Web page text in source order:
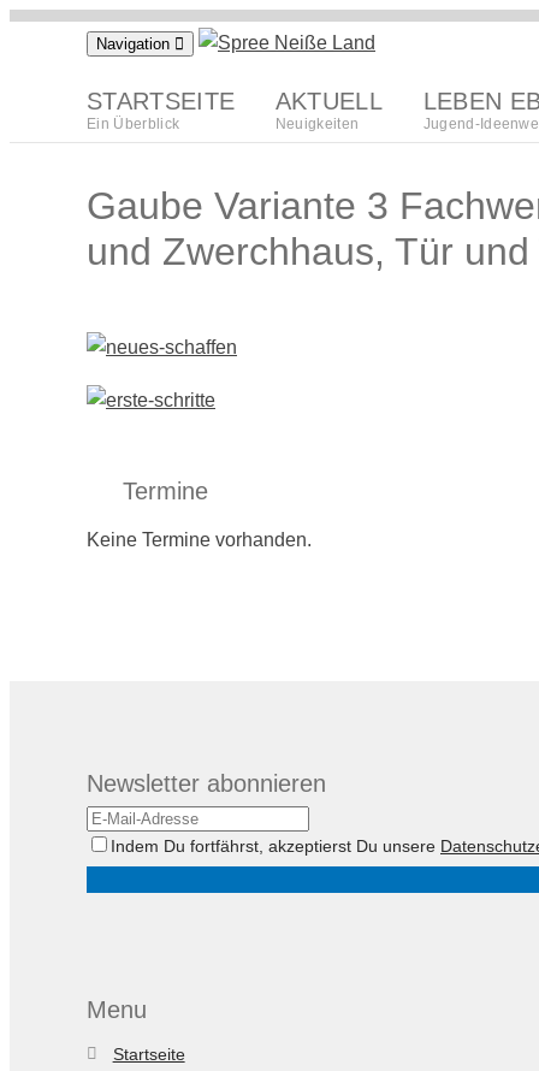
Navigation
STARTSEITE
Ein Überblick
AKTUELL
Neuigkeiten
LEBEN
Jugend-
Gaube Variante 3
und Zwerchhaus, Tür
Termine
Keine Termine vorhanden.
Newsletter abonnieren
Indem Du fortfährst, akzeptierst Du unsere
Menu
Startseite